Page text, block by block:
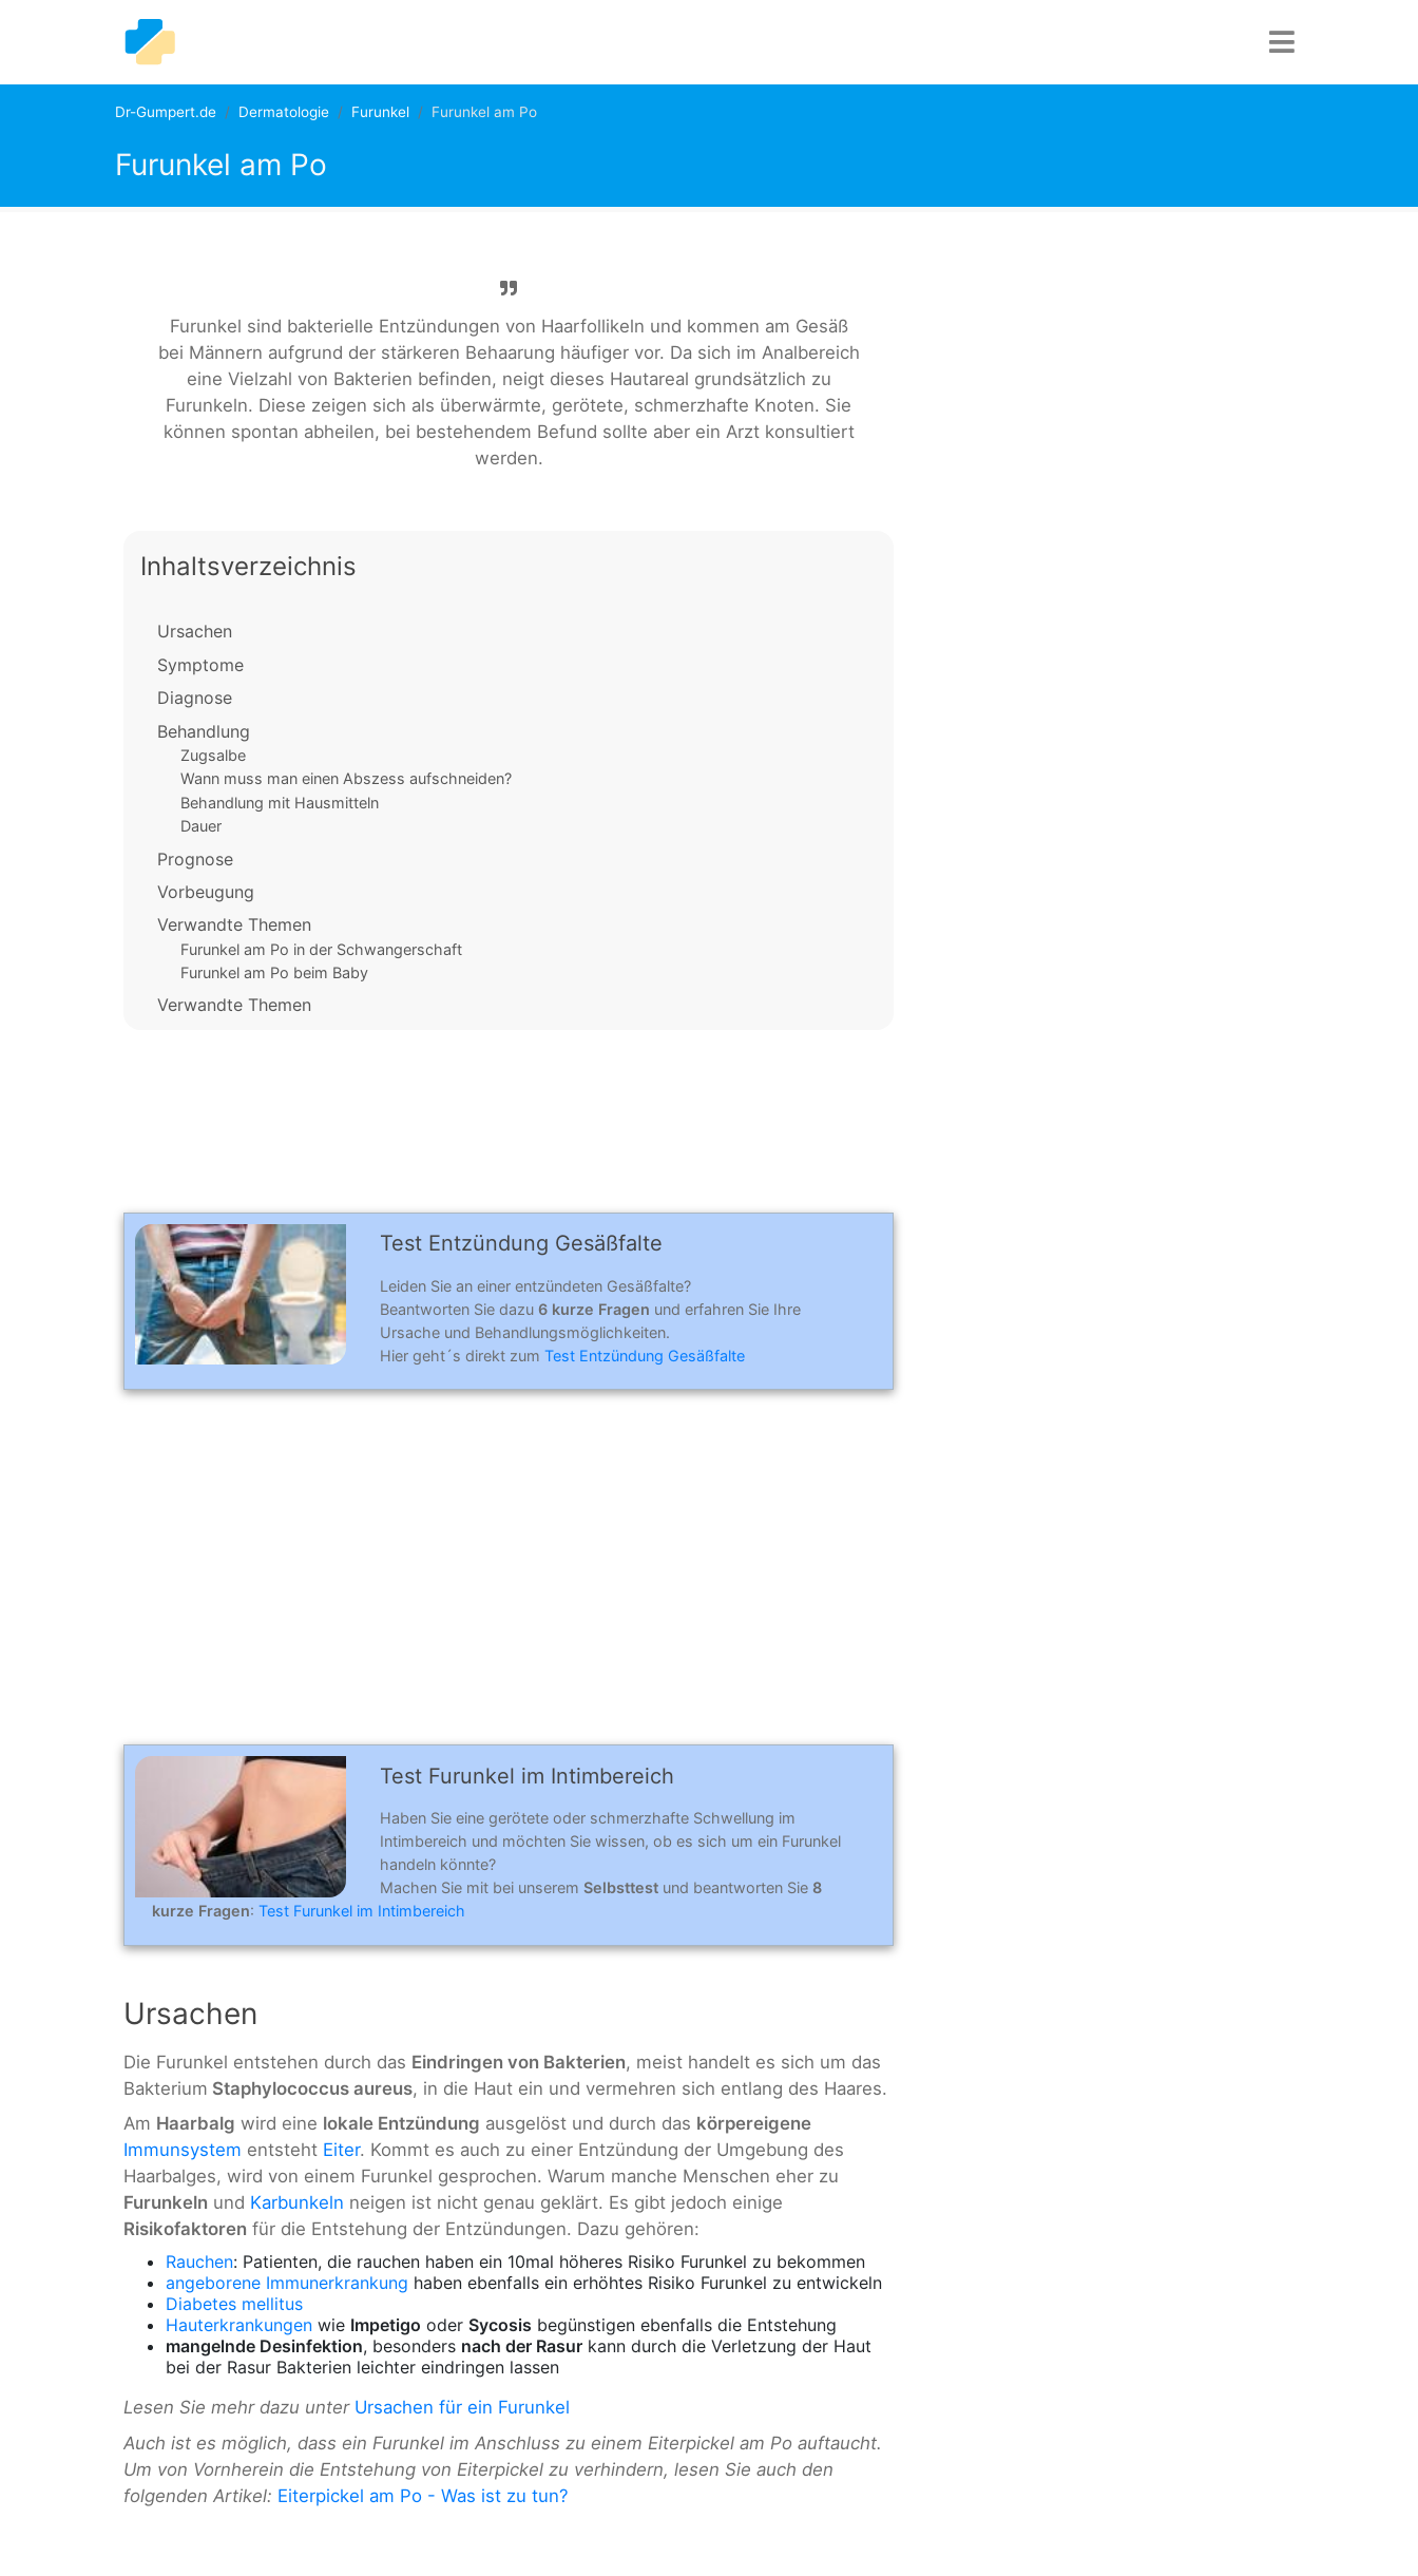
Dr-Gumpert.de Dermatologie Furunkel Furunkel am Po
Furunkel am Po
Furunkel sind bakterielle Entzündungen von Haarfollikeln und kommen am Gesäß
bei Männern aufgrund der stärkeren Behaarung häufiger vor. Da sich im Analbereich
eine Vielzahl von Bakterien befinden, neigt dieses Hautareal grundsätzlich zu
Furunkeln. Diese zeigen sich als überwärmte, gerötete, schmerzhafte Knoten. Sie
können spontan abheilen, bei bestehendem Befund sollte aber ein Arzt konsultiert
werden.
Inhaltsverzeichnis
Ursachen
Symptome
Diagnose
Behandlung
Zugsalbe
Wann muss man einen Abszess aufschneiden?
Behandlung mit Hausmitteln
Dauer
Prognose
Vorbeugung
Verwandte Themen
Furunkel am Po in der Schwangerschaft
Furunkel am Po beim Baby
Verwandte Themen
Test Entzündung Gesäßfalte
Leiden Sie an einer entzündeten Gesäßfalte?
Beantworten Sie dazu 6 kurze Fragen und erfahren Sie Ihre
Ursache und Behandlungsmöglichkeiten.
Hier geht´s direkt zum Test Entzündung Gesäßfalte
Test Furunkel im Intimbereich
Haben Sie eine gerötete oder schmerzhafte Schwellung im
Intimbereich und möchten Sie wissen, ob es sich um ein Furunkel
handeln könnte?
Machen Sie mit bei unserem Selbsttest und beantworten Sie 8
kurze Fragen: Test Furunkel im Intimbereich
Ursachen
Die Furunkel entstehen durch das Eindringen von Bakterien, meist handelt es sich um das
Bakterium Staphylococcus aureus, in die Haut ein und vermehren sich entlang des Haares.
Am Haarbalg wird eine lokale Entzündung ausgelöst und durch das körpereigene
Immunsystem entsteht Eiter. Kommt es auch zu einer Entzündung der Umgebung des
Haarbalges, wird von einem Furunkel gesprochen. Warum manche Menschen eher zu
Furunkeln und Karbunkeln neigen ist nicht genau geklärt. Es gibt jedoch einige
Risikofaktoren für die Entstehung der Entzündungen. Dazu gehören:
Rauchen: Patienten, die rauchen haben ein 10mal höheres Risiko Furunkel zu bekommen
angeborene Immunerkrankung haben ebenfalls ein erhöhtes Risiko Furunkel zu entwickeln
Diabetes mellitus
Hauterkrankungen wie Impetigo oder Sycosis begünstigen ebenfalls die Entstehung
mangelnde Desinfektion, besonders nach der Rasur kann durch die Verletzung der Haut
bei der Rasur Bakterien leichter eindringen lassen
Lesen Sie mehr dazu unter Ursachen für ein Furunkel
Auch ist es möglich, dass ein Furunkel im Anschluss zu einem Eiterpickel am Po auftaucht.
Um von Vornherein die Entstehung von Eiterpickel zu verhindern, lesen Sie auch den
folgenden Artikel: Eiterpickel am Po - Was ist zu tun?